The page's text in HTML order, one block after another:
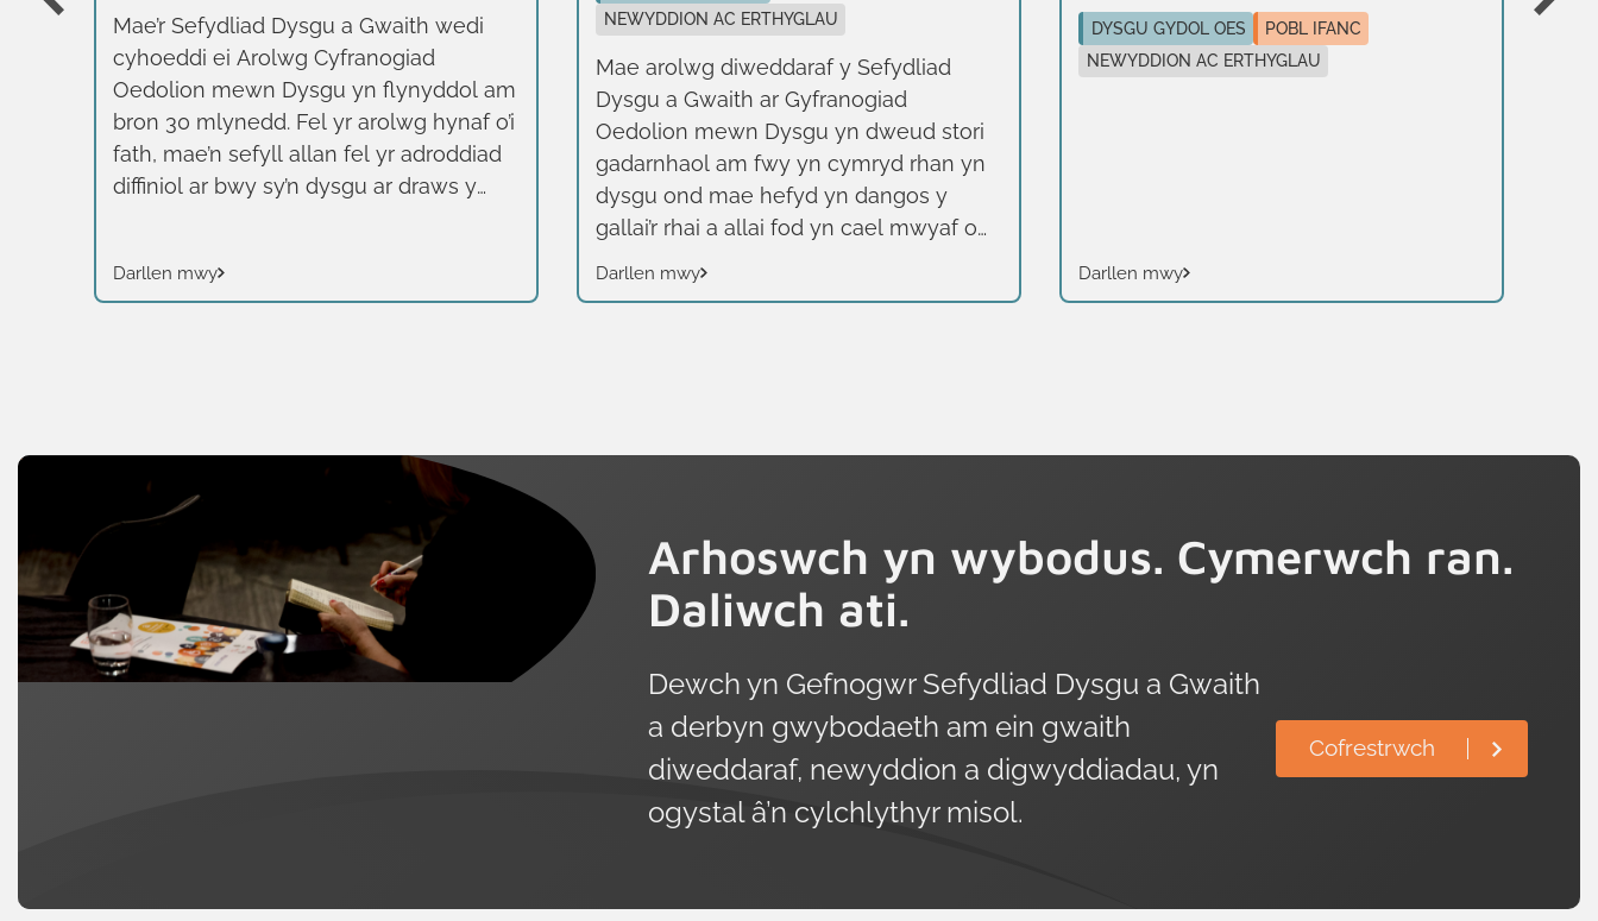
Mae’r Sefydliad Dysgu a Gwaith wedi
cyhoeddi ei Arolwg Cyfranogiad
Oedolion mewn Dysgu yn flynyddol am
bron 30 mlynedd. Fel yr arolwg hynaf o’i
fath, mae’n sefyll allan fel yr adroddiad
diffiniol ar bwy sy’n dysgu ar draws y
diffiniad eang o ddysgu, yn cynnwys
arolwg yng Nghymru yn benodol i 800
aelod. Mae’r set data estynedig yma yn
ein galluogi i gymryd golwg agosach ar
y llwyddiannau unigryw a’r heriau
neilltuol sy’n wynebu dysgwyr yng
Nghymru, gan gynnig pwynt cymharu
amhrisiadwy gyda gweddill y Deyrnas
Darllen mwy
NEWYDDION AC ERTHYGLAU
Mae arolwg diweddaraf y Sefydliad
Dysgu a Gwaith ar Gyfranogiad
Oedolion mewn Dysgu yn dweud stori
gadarnhaol am fwy yn cymryd rhan yn
dysgu ond mae hefyd yn dangos y
gallai’r rhai a allai fod yn cael mwyaf o
amlwg pan edrychwn ar oedran,
fwriadol eang ac yn ymestyn tu hwnt i
gyfleoedd a gyllidir gan y llywodraeth
neu gyflogwyr i gynnwys dysgu
Darllen mwy
DYSGU GYDOL OES
POBL IFANC
NEWYDDION AC ERTHYGLAU
Darllen mwy
Arhoswch yn wybodus. Cymerwch ran.
Daliwch ati.
Dewch yn Gefnogwr Sefydliad Dysgu a Gwaith
a derbyn gwybodaeth am ein gwaith
diweddaraf, newyddion a digwyddiadau, yn
ogystal â’n cylchlythyr misol.
Cofrestrwch